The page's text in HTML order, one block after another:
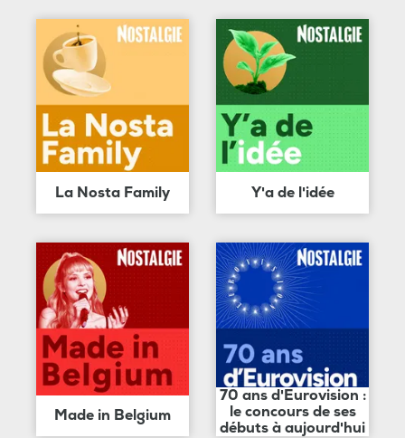
La Nosta Family Y'a de l'idée
Made in Belgium
70 ans d'Eurovision :
le concours de ses
débuts à aujourd'hui